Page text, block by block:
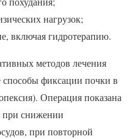
нагрузок;
включая гидротерапию.
методов лечения
способы фиксации почки в
Операция показана
при снижении
при повторной